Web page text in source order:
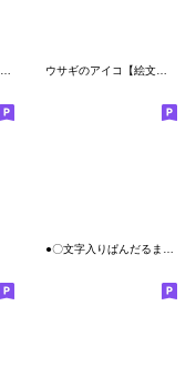
ウサギのアイコ【絵文字】